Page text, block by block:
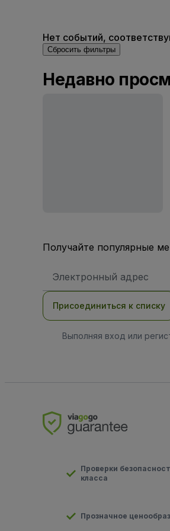
Нет событий,
Сбросить фильтры
Недавно
Получайте популярные
электронной
Присоединиться к списку
Выполняя вход или
Проверки
класса
Прозначное